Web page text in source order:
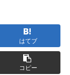
はてブ
コピー